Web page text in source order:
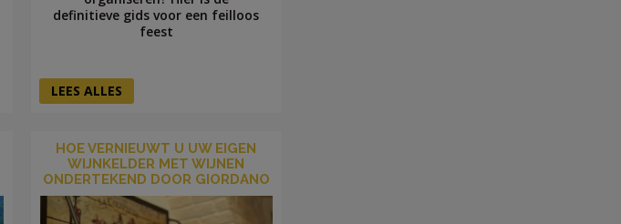
definitieve gids voor een feilloos
feest
LEES ALLES
HOE VERNIEUWT U UW EIGEN
WIJNKELDER MET WIJNEN
ONDERTEKEND DOOR GIORDANO